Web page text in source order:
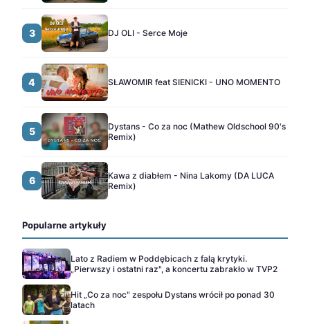
3 DJ OLI - Serce Moje
4 SŁAWOMIR feat SIENICKI - UNO MOMENTO
5
Dystans - Co za noc (Mathew Oldschool 90's
Remix)
6
Kawa z diabłem - Nina Lakomy (DA LUCA
Remix)
Popularne artykuły
Lato z Radiem w Poddębicach z falą krytyki.
„Pierwszy i ostatni raz", a koncertu zabrakło w TVP2
Hit „Co za noc" zespołu Dystans wrócił po ponad 30
latach